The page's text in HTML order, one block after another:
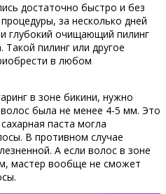
достаточно быстро и без
за несколько дней
глубокий очищающий пилинг
пилинг или другое
в любом
в зоне бикини, нужно
была не менее 4-5 мм. Это
паста могла
В противном случае
А если волос в зоне
мастер вообще не сможет